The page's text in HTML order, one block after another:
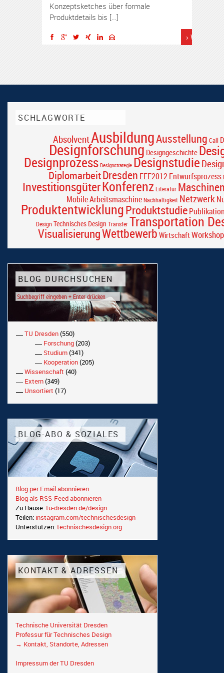
Konzeptsketches über formale
Produktdetails bis […]
›
SCHLAGWORTE
AbsolventAusbildungAusstellung Call
Designforschung Designgeschichte
Designprozess Designstrategie Designstudie
DiplomarbeitDresden EEE2012Entwurfsprozess
InvestitionsgüterKonferenzLiteratur
Mobile Arbeitsmaschine Nachhaltigkeit Netzwerk
ProduktentwicklungProduktstudie
DesignTechnisches Design Transfer Transportation
VisualisierungWettbewerb WirtschaftWorkshop
BLOG DURCHSUCHEN
TU Dresden(550)
Forschung(203)
Studium(341)
Kooperation(205)
Wissenschaft (40)
Extern(349)
Unsortiert (17)
BLOG-ABO & SOZIALES
Blog per Email abonnieren
Blog als RSS-Feed abonnieren
Zu Hause:tu-dresden.de/design
Teilen: instagram.com/technischesdesign
Unterstützen:technischesdesign.org
KONTAKT & ADRESSEN
Technische Universität Dresden
Professur für Technisches Design
→ Kontakt, Standorte, Adressen
Impressum der TU Dresden